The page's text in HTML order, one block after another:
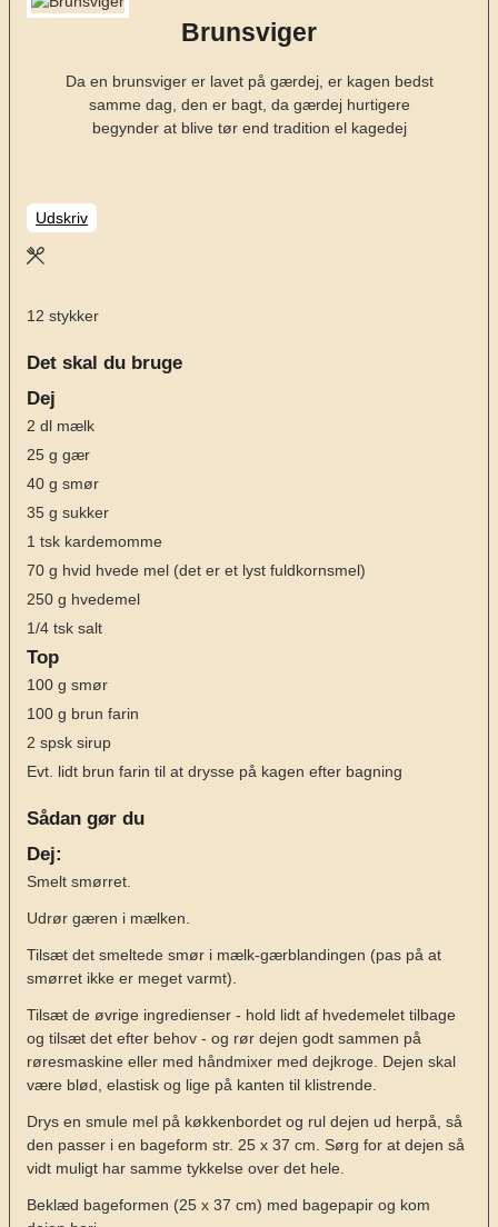
Brunsviger
Da en brunsviger er lavet på gærdej, er kagen bedst
samme dag, den er bagt, da gærdej hurtigere
begynder at blive tør end tradition el kagedej
Udskriv
12 stykker
Det skal du bruge
Dej
2 dl mælk
25 g gær
40 g smør
35 g sukker
1 tsk kardemomme
70 g hvid hvede mel (det er et lyst fuldkornsmel)
250 g hvedemel
1/4 tsk salt
Top
100 g smør
100 g brun farin
2 spsk sirup
Evt. lidt brun farin til at drysse på kagen efter bagning
Sådan gør du
Dej:
Smelt smørret.
Udrør gæren i mælken.
Tilsæt det smeltede smør i mælk-gærblandingen (pas på at
smørret ikke er meget varmt).
Tilsæt de øvrige ingredienser - hold lidt af hvedemelet tilbage
og tilsæt det efter behov - og rør dejen godt sammen på
røresmaskine eller med håndmixer med dejkroge. Dejen skal
være blød, elastisk og lige på kanten til klistrende.
Drys en smule mel på køkkenbordet og rul dejen ud herpå, så
den passer i en bageform str. 25 x 37 cm. Sørg for at dejen så
vidt muligt har samme tykkelse over det hele.
Beklæd bageformen (25 x 37 cm) med bagepapir og kom